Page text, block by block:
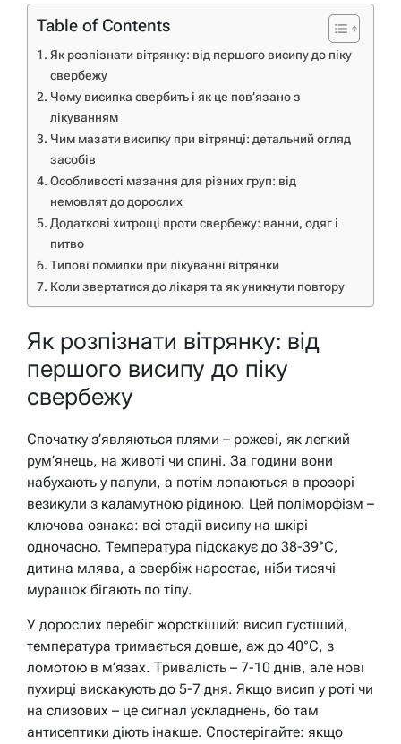
Table of Contents
Як розпізнати вітрянку: від першого висипу до піку
свербежу
Чому висипка свербить і як це пов’язано з
лікуванням
Чим мазати висипку при вітрянці: детальний огляд
засобів
Особливості мазання для різних груп: від
немовлят до дорослих
Додаткові хитрощі проти свербежу: ванни, одяг і
питво
Типові помилки при лікуванні вітрянки
Коли звертатися до лікаря та як уникнути повтору
Як розпізнати вітрянку: від
першого висипу до піку
свербежу
Спочатку з’являються плями – рожеві, як легкий
рум’янець, на животі чи спині. За години вони
набухають у папули, а потім лопаються в прозорі
везикули з каламутною рідиною. Цей поліморфізм –
ключова ознака: всі стадії висипу на шкірі
одночасно. Температура підскакує до 38-39°C,
дитина млява, а свербіж наростає, ніби тисячі
мурашок бігають по тілу.
У дорослих перебіг жорсткіший: висип густіший,
температура тримається довше, аж до 40°C, з
ломотою в м’язах. Тривалість – 7-10 днів, але нові
пухирці вискакують до 5-7 дня. Якщо висип у роті чи
на слизових – це сигнал ускладнень, бо там
антисептики діють інакше. Спостерігайте: якщо